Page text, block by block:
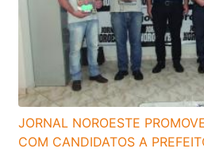
JORNAL NOROESTE
COM CANDIDATOS A